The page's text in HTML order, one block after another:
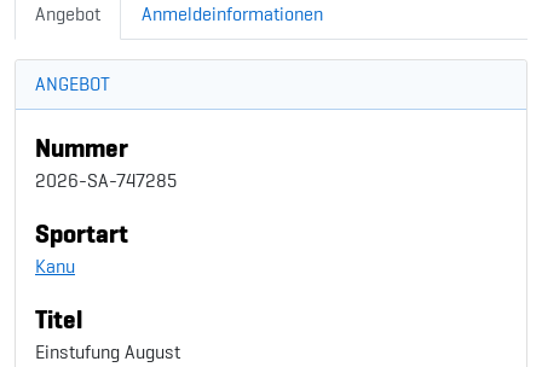
Angebot Anmeldeinformationen
ANGEBOT
Nummer
2026-SA-747285
Sportart
Kanu
Titel
Einstufung August